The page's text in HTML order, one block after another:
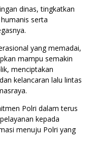
dinas, tingkatkan
serta
yang memadai,
mampu semakin
menciptakan
kelancaran lalu lintas
Polri dalam terus
kepada
menuju Polri yang